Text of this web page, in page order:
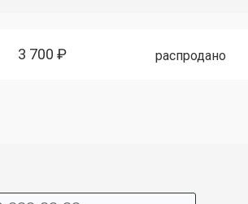
3 700 ₽ распродано